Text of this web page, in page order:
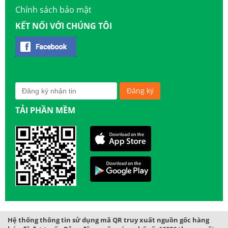
Chính sách bảo mật
KẾT NỐI VỚI CHÚNG TÔI
TẢI PHẦN MỀM
Hệ thống thông tin sử dụng mã QR truy xuất nguồn gốc hàng